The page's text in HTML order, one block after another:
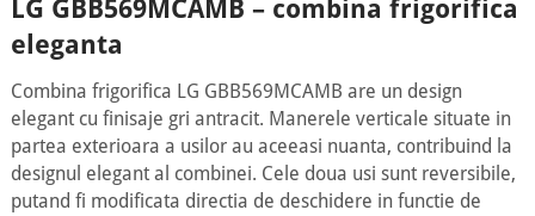
LG GBB569MCAMB – combina frigorifica
eleganta
Combina frigorifica LG GBB569MCAMB are un design
elegant cu finisaje gri antracit. Manerele verticale situate in
partea exterioara a usilor au aceeasi nuanta, contribuind la
designul elegant al combinei. Cele doua usi sunt reversibile,
putand fi modificata directia de deschidere in functie de